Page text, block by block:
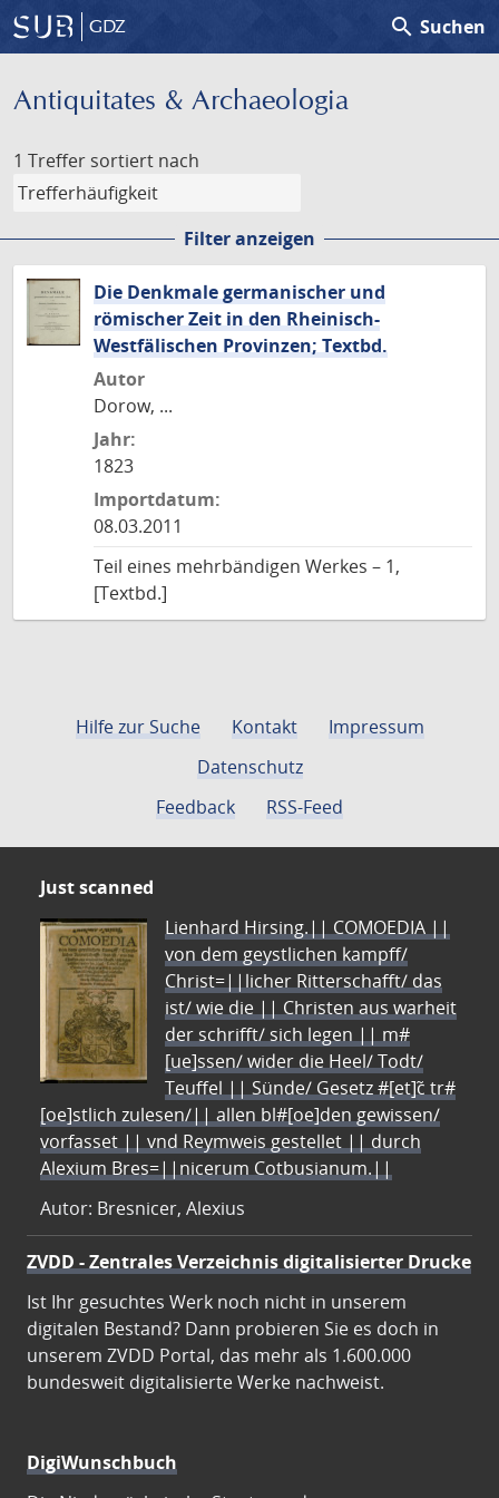
GDZ search Suchen
Antiquitates & Archaeologia
1 Treffer sortiert nach
Filter anzeigen
Die Denkmale germanischer und
römischer Zeit in den Rheinisch-
Westfälischen Provinzen; Textbd.
Autor
Dorow, ...
Jahr:
1823
Importdatum:
08.03.2011
Teil eines mehrbändigen Werkes – 1,
[Textbd.]
Hilfe zur Suche Kontakt
Impressum
Datenschutz
Feedback
RSS-Feed
Just scanned
Lienhard Hirsing.|| COMOEDIA ||
von dem geystlichen kampff/
Christ=||licher Ritterschafft/ das
ist/ wie die || Christen aus warheit
der schrifft/ sich legen || m#
[ue]ssen/ wider die Heel/ Todt/
Teuffel || Sünde/ Gesetz #[et]c̃ tr#
[oe]stlich zulesen/|| allen bl#[oe]den gewissen/
vorfasset || vnd Reymweis gestellet || durch
Alexium Bres=||nicerum Cotbusianum.||
Autor: Bresnicer, Alexius
ZVDD - Zentrales Verzeichnis digitalisierter Drucke
Ist Ihr gesuchtes Werk noch nicht in unserem
digitalen Bestand? Dann probieren Sie es doch in
unserem ZVDD Portal, das mehr als 1.600.000
bundesweit digitalisierte Werke nachweist.
DigiWunschbuch